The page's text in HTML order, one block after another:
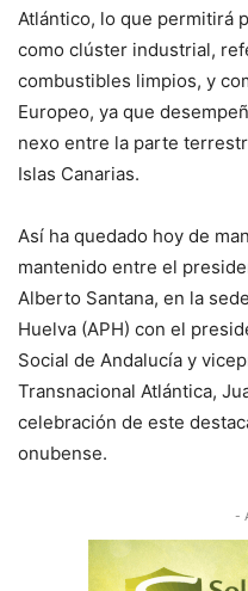
Atlántico, lo que permitirá
como clúster industrial,
combustibles limpios, y
Europeo, ya que
nexo entre la parte
Islas Canarias.
Así ha quedado hoy de
mantenido entre el
Alberto Santana, en la
Huelva (APH) con el
Social de Andalucía y
Transnacional Atlántica,
celebración de este
onubense.
-